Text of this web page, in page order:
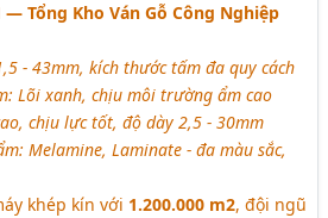
— Tổng Kho Ván Gỗ Công Nghiệp
- 43mm, kích thước tấm đa quy cách
Lõi xanh, chịu môi trường ẩm cao
chịu lực tốt, độ dày 2,5 - 30mm
Melamine, Laminate - đa màu sắc,
khép kín với 1.200.000 m2, đội ngũ